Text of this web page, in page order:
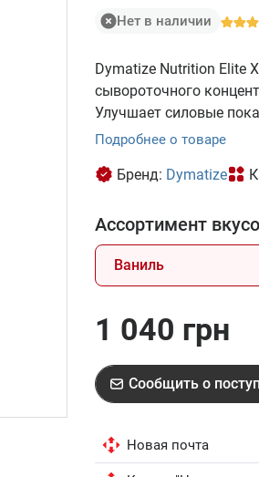
Нет в наличии
Dymatize Nutrition Elite
сывороточного
Улучшает силовые
Подробнее о товаре
Бренд: Dymatize
Ассортимент
Ваниль
1 040 грн
Сообщить о
Новая почта